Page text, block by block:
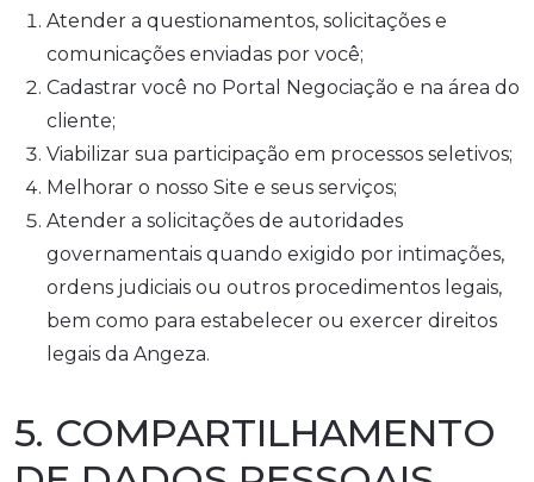
Atender a questionamentos, solicitações e
comunicações enviadas por você;
Cadastrar você no Portal Negociação e na área do
cliente;
Viabilizar sua participação em processos seletivos;
Melhorar o nosso Site e seus serviços;
Atender a solicitações de autoridades
governamentais quando exigido por intimações,
ordens judiciais ou outros procedimentos legais,
bem como para estabelecer ou exercer direitos
legais da Angeza.
5. COMPARTILHAMENTO